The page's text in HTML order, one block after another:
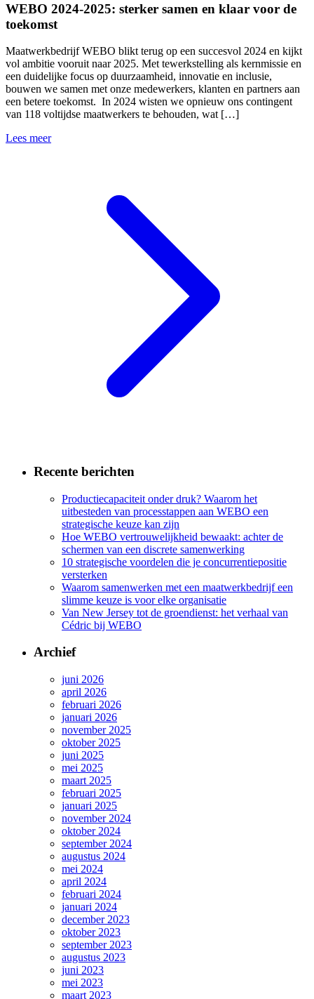
WEBO 2024-2025: sterker samen en klaar voor de
toekomst
Maatwerkbedrijf WEBO blikt terug op een succesvol 2024 en kijkt
vol ambitie vooruit naar 2025. Met tewerkstelling als kernmissie en
een duidelijke focus op duurzaamheid, innovatie en inclusie,
bouwen we samen met onze medewerkers, klanten en partners aan
een betere toekomst. In 2024 wisten we opnieuw ons contingent
van 118 voltijdse maatwerkers te behouden, wat […]
Lees meer
Recente berichten
Productiecapaciteit onder druk? Waarom het
uitbesteden van processtappen aan WEBO een
strategische keuze kan zijn
Hoe WEBO vertrouwelijkheid bewaakt: achter de
schermen van een discrete samenwerking
10 strategische voordelen die je concurrentiepositie
versterken
Waarom samenwerken met een maatwerkbedrijf een
slimme keuze is voor elke organisatie
Van New Jersey tot de groendienst: het verhaal van
Cédric bij WEBO
Archief
juni 2026
april 2026
februari 2026
januari 2026
november 2025
oktober 2025
juni 2025
mei 2025
maart 2025
februari 2025
januari 2025
november 2024
oktober 2024
september 2024
augustus 2024
mei 2024
april 2024
februari 2024
januari 2024
december 2023
oktober 2023
september 2023
augustus 2023
juni 2023
mei 2023
maart 2023